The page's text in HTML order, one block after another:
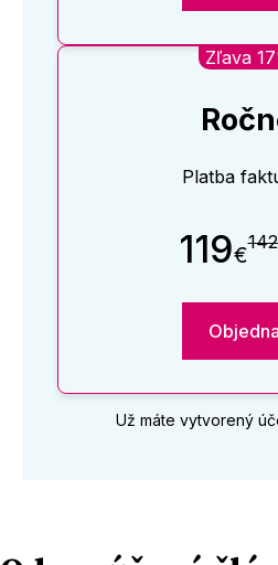
Zľava
Platba
119€
Už máte vytvorený